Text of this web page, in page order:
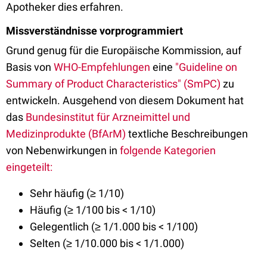
Apotheker dies erfahren.
Missverständnisse vorprogrammiert
Grund genug für die Europäische Kommission, auf
Basis von WHO-Empfehlungen eine "Guideline on
Summary of Product Characteristics" (SmPC) zu
entwickeln. Ausgehend von diesem Dokument hat
das Bundesinstitut für Arzneimittel und
Medizinprodukte (BfArM) textliche Beschreibungen
von Nebenwirkungen in folgende Kategorien
eingeteilt:
Sehr häufig (≥ 1/10)
Häufig (≥ 1/100 bis < 1/10)
Gelegentlich (≥ 1/1.000 bis < 1/100)
Selten (≥ 1/10.000 bis < 1/1.000)